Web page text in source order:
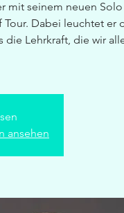
mit seinem neuen Solo
Tour. Dabei leuchtet er
die Lehrkraft, die wir
ansehen